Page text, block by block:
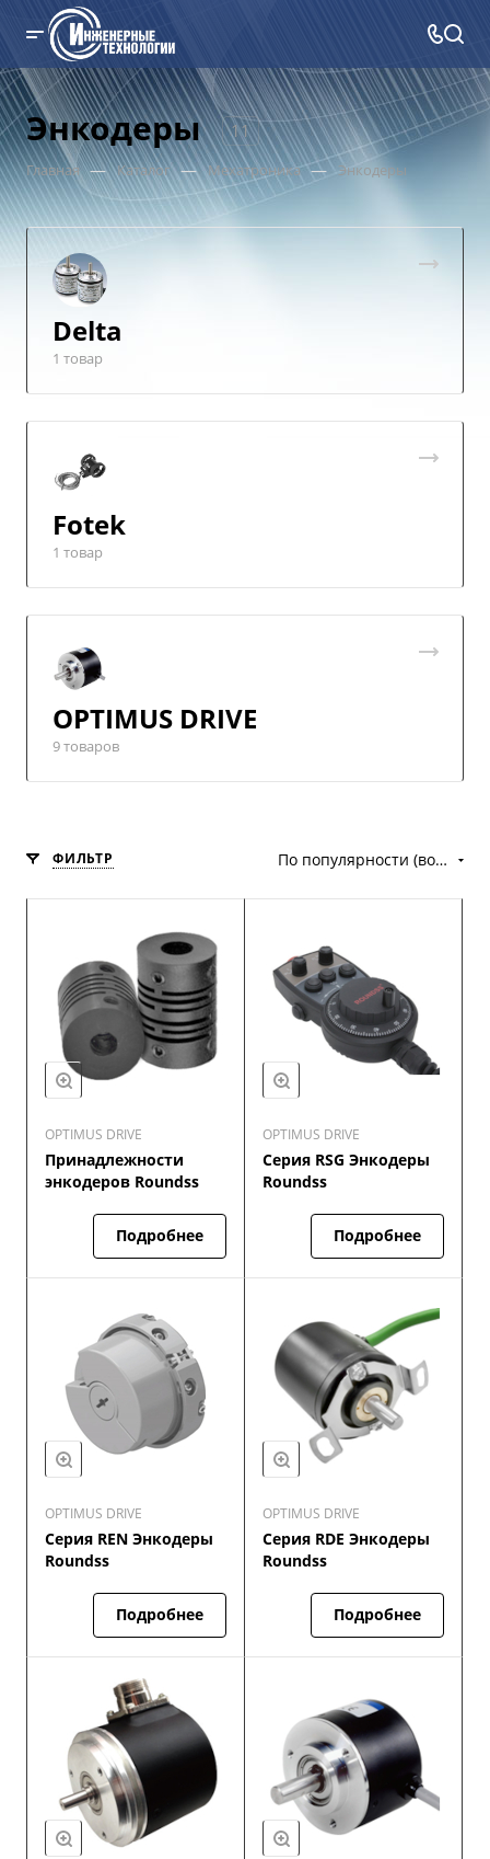
Энкодеры 11
Главная — Каталог — Мехатроника — Энкодеры
Delta
1 товар
Fotek
1 товар
OPTIMUS DRIVE
9 товаров
ФИЛЬТР По популярности (возрастание)
OPTIMUS DRIVE
Принадлежности
энкодеров Roundss
Подробнее
OPTIMUS DRIVE
Серия RSG Энкодеры
Roundss
Подробнее
OPTIMUS DRIVE
Серия REN Энкодеры
Roundss
Подробнее
OPTIMUS DRIVE
Серия RDE Энкодеры
Roundss
Подробнее